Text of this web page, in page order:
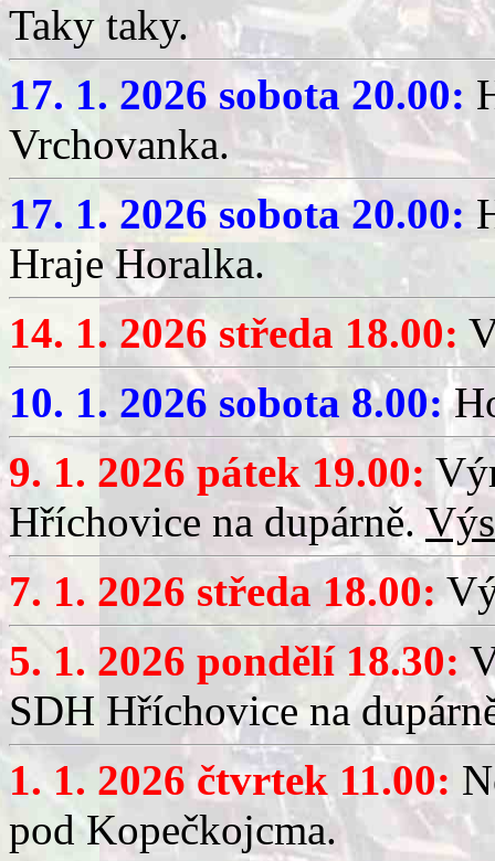
Taky taky.
17. 1. 2026 sobota 20.00:
Vrchovanka.
17. 1. 2026 sobota 20.00:
Hraje Horalka.
14. 1. 2026 středa 18.00:
10. 1. 2026 sobota 8.00:
9. 1. 2026 pátek 19.00:
Hříchovice na dupárně.
7. 1. 2026 středa 18.00:
5. 1. 2026 pondělí 18.30:
SDH Hříchovice na
1. 1. 2026 čtvrtek 11.00:
pod Kopečkojcma.